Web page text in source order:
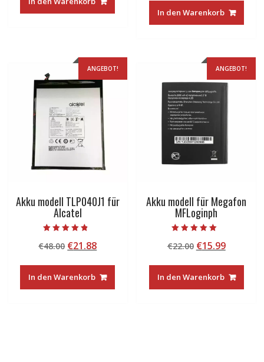
€22.00 €15.99.
war:
€22.00
ist:
€15.99.
In den Warenkorb
ANGEBOT!
Akku modell TLP040J1 für
Alcatel
4.50
von 5
€48.00 Ursprünglicher
war:
€48.00
€21.88Aktueller
ist:
€21.88.
In den Warenkorb
ANGEBOT!
Akku modell für Megafon
MFLoginph
5.00
von 5
€22.00 Ursprünglicher
war:
€22.00
€15.99
ist:
€15.99.
In den Warenkorb